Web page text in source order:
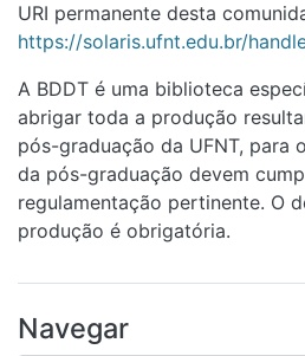
URI permanente desta
https://solaris.ufnt.edu.br/
A BDDT é uma biblioteca
abrigar toda a produção
pós-graduação da UFNT, para
da pós-graduação devem
regulamentação pertinente. O
produção é obrigatória.
Navegar